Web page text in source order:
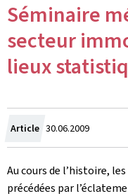
Séminaire
secteur
lieux
Article Crée
le
30.06.2009
Au cours de l’histoire,
précédées par